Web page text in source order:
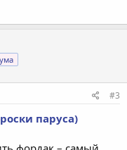
#3
паруса)